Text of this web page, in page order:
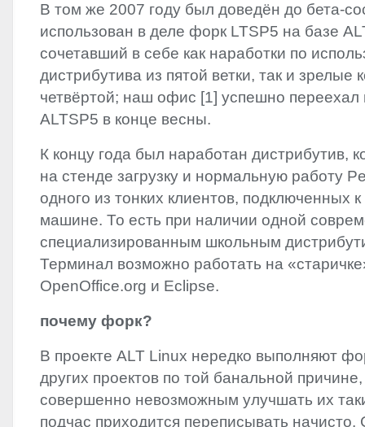
В том же‭ ‬2007‭ ‬году был доведён до бета-
использован в деле форк LTSP5‭ ‬на базе
‬сочетавший в себе как наработки по
дистрибутива из пятой ветки,‭ ‬так и зрелые
четвёртой‭; ‬наш офис‭ [‬1‭] ‬успешно переехал
ALTSP5‭ ‬в конце весны.
К концу года был наработан дистрибутив,‭
на стенде загрузку и нормальную работу
одного из тонких клиентов,‭ ‬подключенных
машине.‭ ‬То есть при наличии одной
специализированным школьным
Терминал возможно работать на‭
‬OpenOffice.org и Eclipse.
почему форк‭?
В проекте ALT Linux нередко выполняют
других проектов по той банальной
совершенно невозможным улучшать их
‬подчас приходится переписывать начисто.‭